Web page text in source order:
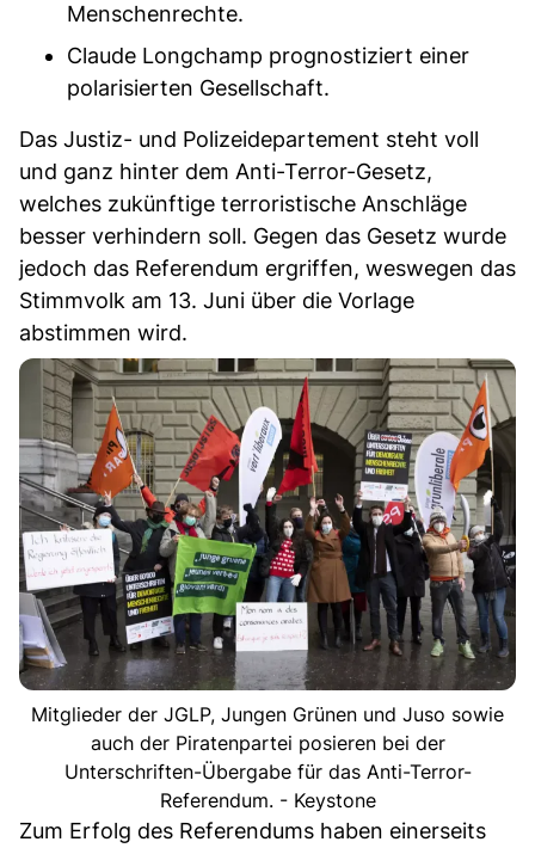
Menschenrechte.
Claude Longchamp prognostiziert einer
polarisierten Gesellschaft.
Das Justiz- und Polizeidepartement steht voll
und ganz hinter dem Anti-Terror-Gesetz,
welches zukünftige terroristische Anschläge
besser verhindern soll. Gegen das Gesetz wurde
jedoch das Referendum ergriffen, weswegen das
Stimmvolk am 13. Juni über die Vorlage
abstimmen wird.
Mitglieder der JGLP, Jungen Grünen und Juso sowie
auch der Piratenpartei posieren bei der
Unterschriften-Übergabe für das Anti-Terror-
Referendum. - Keystone
Zum Erfolg des Referendums haben einerseits